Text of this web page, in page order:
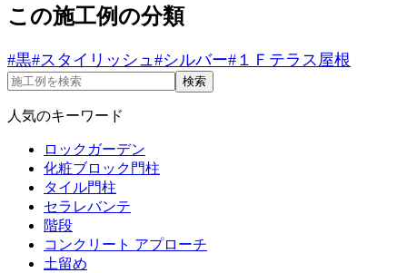
この施工例の分類
#黒#スタイリッシュ #シルバー# １Ｆテラス屋根
検索
人気のキーワード
ロックガーデン
化粧ブロック門柱
タイル門柱
セラレバンテ
階段
コンクリート アプローチ
土留め